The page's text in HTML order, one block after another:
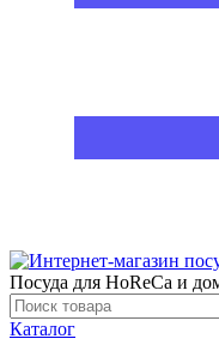
Посуда для HoReCa и
Каталог